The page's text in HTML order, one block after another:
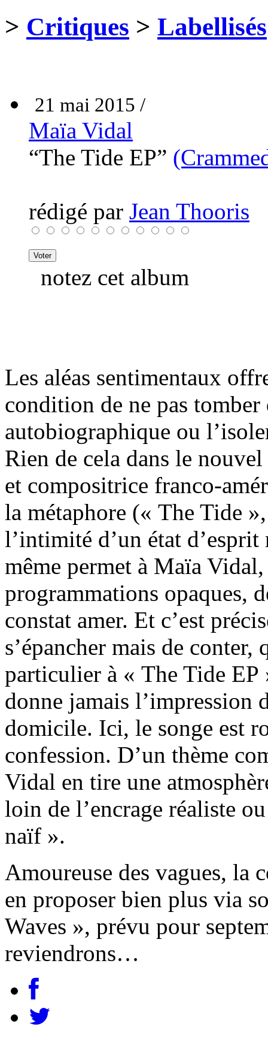
> Critiques > Labellisés
21 mai 2015 /
Maïa Vidal
“The Tide EP”
rédigé par Jean Thooris
notez cet album
Les aléas sentimentaux
condition de ne pas tomber
autobiographique ou
Rien de cela dans le
et compositrice franco-
la métaphore (« The Tide
l’intimité d’un état
même permet à Maïa
programmations opaques,
constat amer. Et c’est
s’épancher mais de
particulier à « The Tide EP
donne jamais l’impression
domicile. Ici, le songe est
confession. D’un thème
Vidal en tire une
loin de l’encrage réaliste
naïf ».
Amoureuse des vagues, la
en proposer bien plus via
Waves », prévu pour
reviendrons…